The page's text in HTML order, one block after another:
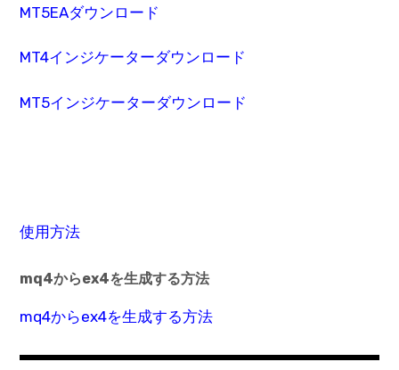
MT5EAダウンロード
MT4インジケーターダウンロード
MT5インジケーターダウンロード
使用方法
mq4からex4を生成する方法
mq4からex4を生成する方法